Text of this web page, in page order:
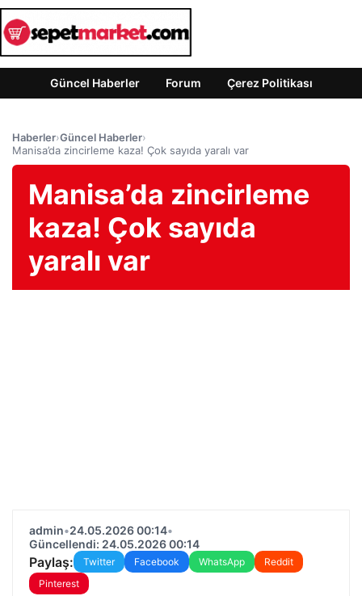
Güncel Haberler Forum Çerez Politikası
Haberler›Güncel Haberler›
Manisa’da zincirleme kaza! Çok sayıda yaralı var
Manisa’da zincirleme
kaza! Çok sayıda
yaralı var
admin•24.05.2026 00:14•
Güncellendi: 24.05.2026 00:14
Paylaş: Twitter Facebook WhatsApp
Reddit
Pinterest